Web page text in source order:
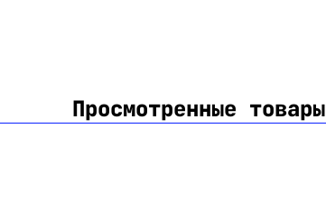
Просмотренные товары